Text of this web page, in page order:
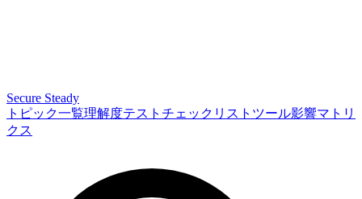
Secure Steady
トピック一覧理解度テスト チェックリスト ツール影響マトリ
クス